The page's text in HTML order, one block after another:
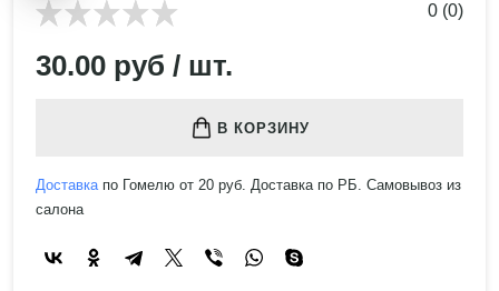
0 (0)
30.00 руб / шт.
В КОРЗИНУ
Доставкапо Гомелю от 20 руб. Доставка по РБ. Самовывоз из
салона